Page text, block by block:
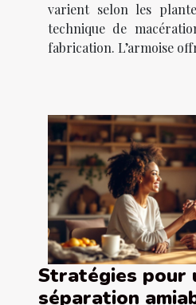
varient selon les
technique de
fabrication. L’armoise
Stratégies pour
séparation